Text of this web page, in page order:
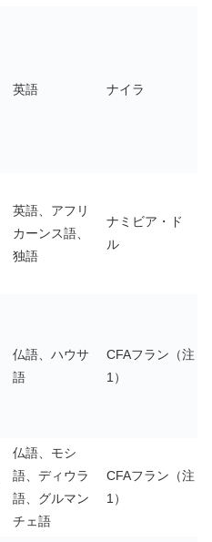
英語 ナイラ
英語、アフリ
カーンス語、
独語
ナミビア・ド
ル
仏語、ハウサ
語
CFAフラン（注
1）
仏語、モシ
語、ディウラ
語、グルマン
チェ語
CFAフラン（注
1）